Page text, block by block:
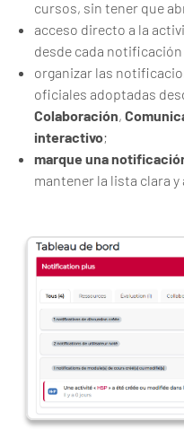
cursos, sin tener que
acceso directo a la
desde cada notificación
organizar las
oficiales adoptadas
Colaboración,
interactivo;
marque una
mantener la lista clara y